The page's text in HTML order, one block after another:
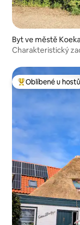
Byt ve městě
Charakteristický
Nejlepší v
Oblíbené u hostů